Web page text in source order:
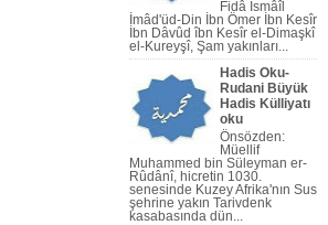
Fidâ İsmâîl
İmâd'üd-Din İbn Ömer İbn Kesîr
İbn Dâvûd îbn Kesîr el-Dimaşkî
el-Kureyşî, Şam yakınları...
Hadis Oku-
Rudani Büyük
Hadis Külliyatı
oku
Önsözden:
Müellif
Muhammed bin Süleyman er-
Rûdânî, hicretin 1030.
senesinde Kuzey Afrika'nın Sus
şehrine yakın Tarivdenk
kasabasında dün...